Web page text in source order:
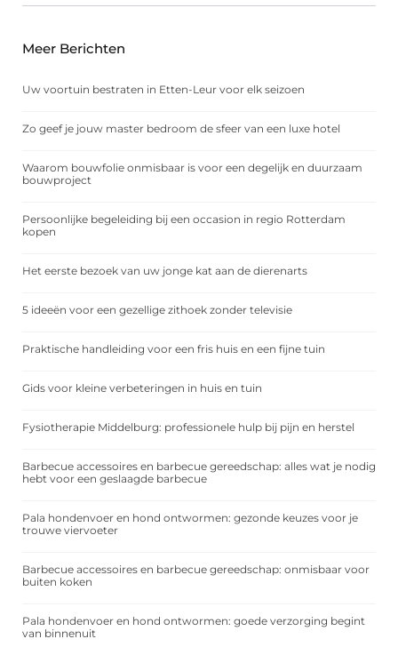
Meer Berichten
Uw voortuin bestraten in Etten-Leur voor elk seizoen
Zo geef je jouw master bedroom de sfeer van een luxe hotel
Waarom bouwfolie onmisbaar is voor een degelijk en duurzaam
bouwproject
Persoonlijke begeleiding bij een occasion in regio Rotterdam
kopen
Het eerste bezoek van uw jonge kat aan de dierenarts
5 ideeën voor een gezellige zithoek zonder televisie
Praktische handleiding voor een fris huis en een fijne tuin
Gids voor kleine verbeteringen in huis en tuin
Fysiotherapie Middelburg: professionele hulp bij pijn en herstel
Barbecue accessoires en barbecue gereedschap: alles wat je nodig
hebt voor een geslaagde barbecue
Pala hondenvoer en hond ontwormen: gezonde keuzes voor je
trouwe viervoeter
Barbecue accessoires en barbecue gereedschap: onmisbaar voor
buiten koken
Pala hondenvoer en hond ontwormen: goede verzorging begint
van binnenuit